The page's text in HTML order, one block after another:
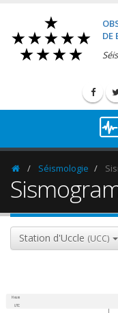
DE
HomepageSéismologie
Station d'Uccle (UCC)
Heure
UTC